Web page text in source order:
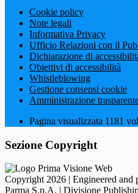
Cookie policy
Note legali
Informativa Privacy
Ufficio Relazioni con il
Dichiarazione di
Obiettivi di accessibilità
Whistleblowing
Gestione consensi cookie
Amministrazione
Pagina visualizzata 1181
Sezione Copyright
Copyright 2026 | Engineered
Parma S.p.A. | Divisione